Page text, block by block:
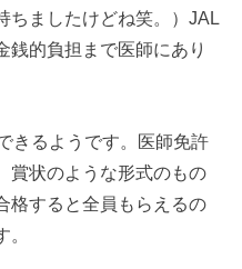
ちましたけどね笑。）JAL
銭的負担まで医師にあり
きるようです。医師免許
賞状のような形式のもの
格すると全員もらえるの